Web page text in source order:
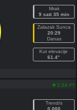
Mrak
9 sati 35 min
Zalazak Sunca
20:29
Danas
Kut elevacije
61.4°
1:24 pm
Trend/s
0.000